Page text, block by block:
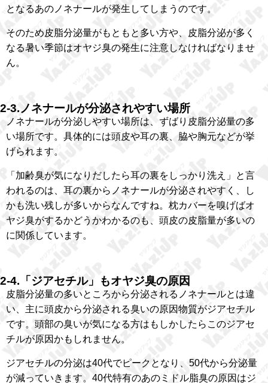
となるあのノネナールが発生してしまうのです。
そのため皮脂分泌量がもともと多い方や、皮脂分泌が多く
なる暑い季節はオヤジ臭の発生に注意しなければなりませ
ん。
2-3.ノネナールが分泌されやすい場所
ノネナールが分泌しやすい場所は、ずばり皮脂分泌量の多
い場所です。具体的には頭皮や耳の裏、脇や胸元などが挙
げられます。
「加齢臭が気になりだしたら耳の裏をしっかり洗え」と言
われるのは、耳の裏からノネナールが分泌されやすく、し
かも洗い残しが多いからなんですね。枕カバーを嗅げばオ
ヤジ臭がするかどうかわかるのも、頭皮の皮脂量が多いの
に関係しています。
2-4.「ジアセチル」もオヤジ臭の原因
皮脂分泌量の多いところから分泌されるノネナールとは違
い、主に頭皮から分泌される臭いの原因物質がジアセチル
です。頭部の臭いが気になる方はもしかしたらこのジアセ
チルが原因かもしれません。
ジアセチルの分泌は40代でピークとなり、50代から分泌量
が減っていきます。40代特有のあのミドル脂臭の原因はジ